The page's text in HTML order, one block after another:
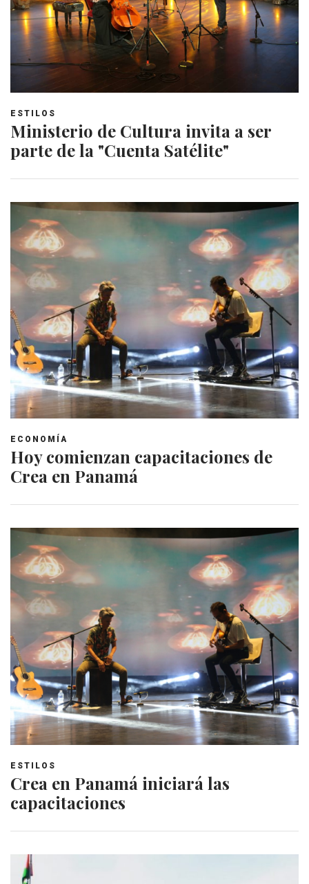
ESTILOS
Ministerio de Cultura invita a ser
parte de la "Cuenta Satélite"
ECONOMÍA
Hoy comienzan capacitaciones de
Crea en Panamá
ESTILOS
Crea en Panamá iniciará las
capacitaciones